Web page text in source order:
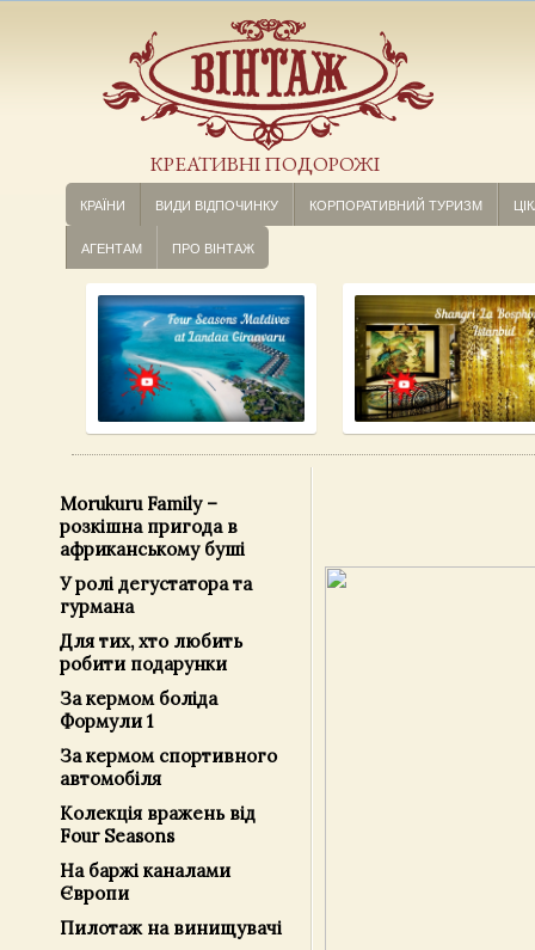
КРЕАТИВНІ ПОДОРОЖІ
КРАЇНИ ВИДИ ВІДПОЧИНКУ КОРПОРАТИВНИЙ ТУРИЗМ
АГЕНТАМ ПРО ВІНТАЖ
Morukuru Family –
розкішна пригода в
африканському буші
У ролі дегустатора та
гурмана
Для тих, хто любить
робити подарунки
За кермом боліда
Формули 1
За кермом спортивного
автомобіля
Колекція вражень від
Four Seasons
На баржі каналами
Європи
Пилотаж на винищувачі